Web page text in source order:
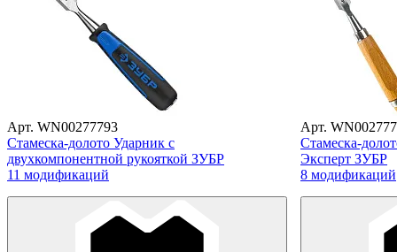
Арт. WN00277793
Стамеска-долото Ударник с
двухкомпонентной рукояткой ЗУБР
11 модификаций
Арт.
Стамеска-
Эксперт ЗУБР
8 модификаций